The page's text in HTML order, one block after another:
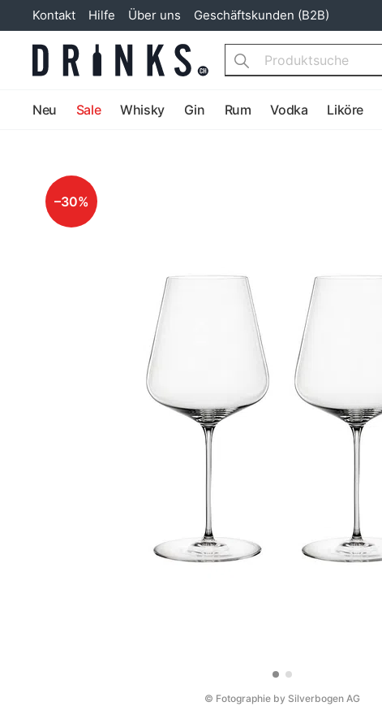
Kontakt Hilfe Über uns Geschäftskunden (B2B)
Search
Neu Sale Whisky Gin Rum Vodka Liköre
–30%
© Fotographie by Silverbogen AG